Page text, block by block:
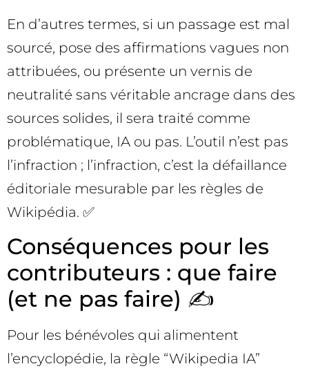
En d’autres termes, si un passage est mal
sourcé, pose des affirmations vagues non
attribuées, ou présente un vernis de
neutralité sans véritable ancrage dans des
sources solides, il sera traité comme
problématique, IA ou pas. L’outil n’est pas
l’infraction ; l’infraction, c’est la défaillance
éditoriale mesurable par les règles de
Wikipédia. ✅
Conséquences pour les
contributeurs : que faire
(et ne pas faire) ✍️
Pour les bénévoles qui alimentent
l’encyclopédie, la règle “Wikipedia IA”